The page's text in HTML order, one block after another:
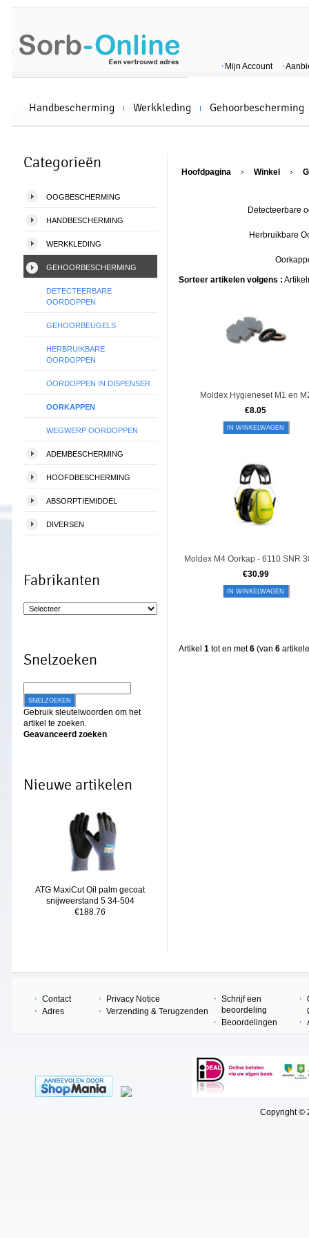
Mijn Account
Handbescherming Werkkleding Gehoorbescherming
Categorieën
OOGBESCHERMING
HANDBESCHERMING
WERKKLEDING
GEHOORBESCHERMING
DETECTEERBARE
OORDOPPEN
GEHOORBEUGELS
HERBRUIKBARE
OORDOPPEN
OORDOPPEN IN DISPENSER
OORKAPPEN
WEGWERP OORDOPPEN
ADEMBESCHERMING
HOOFDBESCHERMING
ABSORPTIEMIDDEL
DIVERSEN
Fabrikanten
Snelzoeken
SNELZOEKEN
Gebruik sleutelwoorden om het
artikel te zoeken.
Geavanceerd zoeken
Nieuwe artikelen
ATG MaxiCut Oil palm gecoat
snijweerstand 5 34-504
€188.76
Hoofdpagina Winkel
Detecteerbare
Herbruikbare
Sorteer artikelen volgens :
Moldex Hygieneset M1 en
€8.05
IN WINKELWAGEN
Moldex M4 Oorkap - 6110 SNR
€30.99
IN WINKELWAGEN
Artikel 1 tot en met6 (van 6
Contact
Adres
Privacy Notice
Verzending & Terugzenden
Schrijf een
beoordeling
Beoordelingen
Copyright ©